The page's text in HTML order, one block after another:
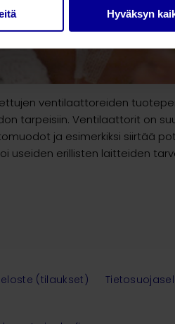
Hyväksyn
ventilaattoreiden
tarpeisiin. Ventilaattorit on
ja esimerkiksi siirtää
useiden erillisten laitteiden
(tilaukset)